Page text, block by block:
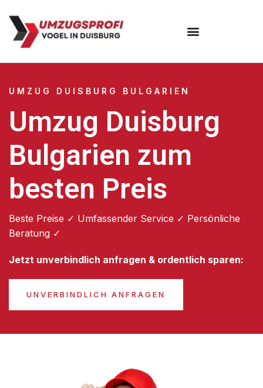
UMZUG DUISBURG BULGARIEN
Umzug Duisburg
Bulgarien zum
besten Preis
Beste Preise ✓ Umfassender Service ✓ Persönliche
Beratung ✓
Jetzt unverbindlich anfragen & ordentlich sparen:
UNVERBINDLICH ANFRAGEN